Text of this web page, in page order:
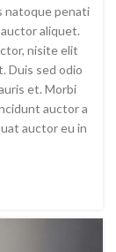
natoque penati
aliquet.
nisite elit
Duis sed odio
et. Morbi
auctor a
auctor eu in